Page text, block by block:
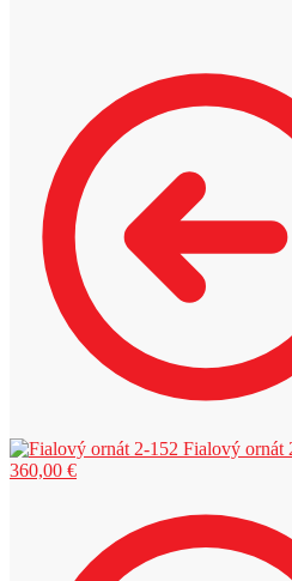
Fialový ornát
360,00 €